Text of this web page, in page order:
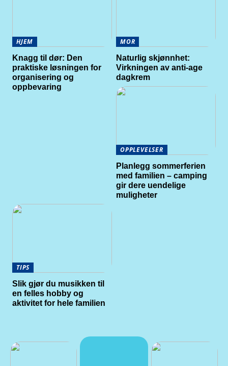
HJEM
Knagg til dør: Den
praktiske løsningen for
organisering og
oppbevaring
MOR
Naturlig skjønnhet:
Virkningen av anti-age
dagkrem
OPPLEVELSER
Planlegg sommerferien
med familien – camping
gir dere uendelige
muligheter
TIPS
Slik gjør du musikken til
en felles hobby og
aktivitet for hele familien